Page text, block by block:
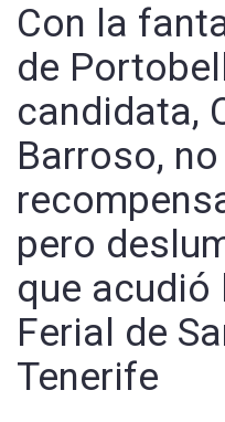
Con la
de
candidata,
Barroso,
pero
que acudió
Ferial de
Tenerife